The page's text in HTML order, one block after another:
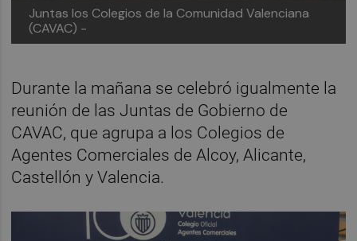
Juntas los Colegios de la Comunidad Valenciana
(CAVAC) -
Durante la mañana se celebró igualmente la
reunión de las Juntas de Gobierno de
CAVAC, que agrupa a los Colegios de
Agentes Comerciales de Alcoy, Alicante,
Castellón y Valencia.